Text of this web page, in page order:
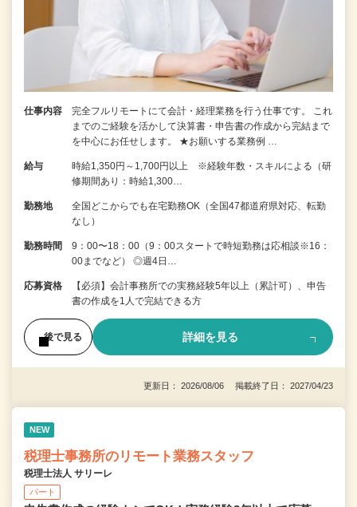
仕事内容
完全フルリモートにて会計・経理業務を行う仕事です。 これ
までのご経験を活かして決算書・申告書の作成から完結まで
を中⼼にお任せします。 ★お願いする業務例 …
給与
時給1,350円～1,700円以上 ※経験年数・スキルによる（研
修期間あり：時給1,300…
勤務地
全国どこからでも在宅勤務OK（全国47都道府県対応、転勤
なし）
勤務時間
9：00〜18：00（9：00スタートで時短勤務は応相談※16：
00までなど） ◎週4日…
応募資格
【必須】会計事務所での実務経験5年以上（累計可）、申告
書の作成を1人で完結できる方
後で見る 詳細を見る
更新日： 2026/08/06 掲載終了日： 2027/04/23
NEW
税理士事務所のリモート業務スタッフ
税理士法人 サリーレ
パート